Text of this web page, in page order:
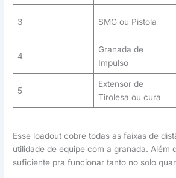
3 SMG ou Pistola
4
Granada de
Impulso
5
Extensor de
Tirolesa ou cura
Esse loadout cobre todas as faixas de
utilidade de equipe com a granada. Além
suficiente pra funcionar tanto no solo